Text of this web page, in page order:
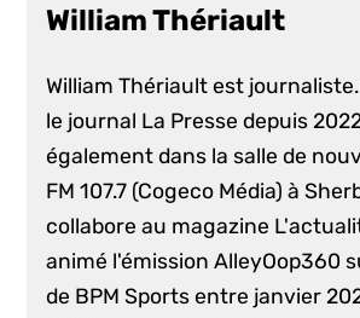
William Thériault
William Thériault est
le journal La Presse depuis
également dans la salle de
FM 107.7 (Cogeco Média) à
collabore au magazine
animé l'émission AlleyOop360
de BPM Sports entre janvier